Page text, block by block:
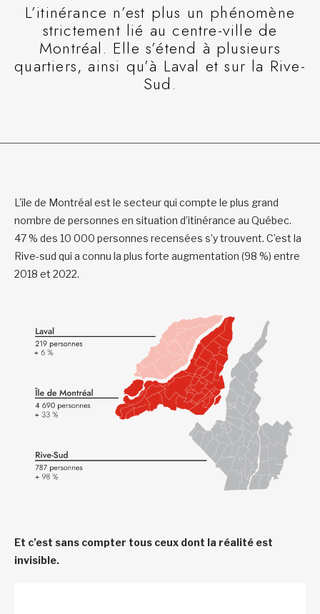
L’itinérance n’est plus un phénomène
strictement lié au centre-ville de
Montréal. Elle s’étend à plusieurs
quartiers, ainsi qu’à Laval et sur la Rive-
Sud.
L’île de Montréal est le secteur qui compte le plus grand
nombre de personnes en situation d’itinérance au Québec.
47 % des 10 000 personnes recensées s’y trouvent. C’est la
Rive-sud qui a connu la plus forte augmentation (98 %) entre
2018 et 2022.
Et c’est sans compter tous ceux dont la réalité est
invisible.